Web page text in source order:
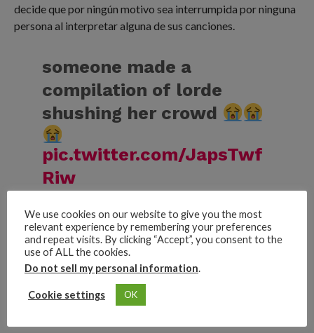
decide que por ningún motivo sea interrumpida por ninguna
persona al interpretar alguna de sus canciones.
someone made a
compilation of lorde
shushing her crowd
pic.twitter.com/JapsTwf
Riw
— KULONSITE (@KULONSITE)April 17, 2022
Sus fans ya han mostrado su inconformidad por el gesto de
la cantante, puesto que no ha sido solo una vez, en la
mayoria de los conciertos que ella brinda, siempre que el
molesta y opta por callarlos e interpretar ella sola las
We use cookies on our website to give you the most
relevant experience by remembering your preferences
and repeat visits. By clicking “Accept”, you consent to the
use of ALL the cookies.
Do not sell my personal information.
Cookie settings OK